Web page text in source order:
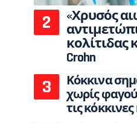
«Χρυσός
κολίτιδας
Crohn
Κόκκινα
χωρίς
τις